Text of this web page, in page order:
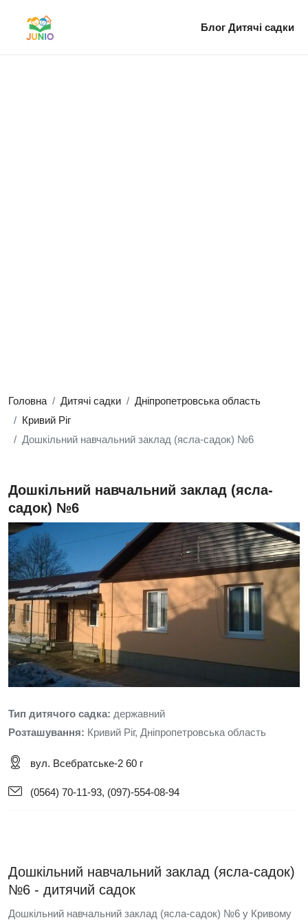
Блог Дитячі садки
Головна Дитячі садки
Дніпропетровська область
Кривий Ріг
Дошкільний навчальний заклад (ясла-садок) №6
Дошкільний навчальний заклад (ясла-
садок) №6
Тип дитячого садка: державний
Розташування: Кривий Ріг, Дніпропетровська область
вул. Всебратське-2 60 г
(0564) 70-11-93, (097)-554-08-94
Дошкільний навчальний заклад (ясла-садок)
№6 - дитячий садок
Дошкільний навчальний заклад (ясла-садок) №6 у Кривому